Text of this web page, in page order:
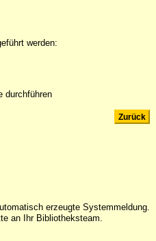
werden:
durchführen
erzeugte Systemmeldung.
an Ihr Bibliotheksteam.